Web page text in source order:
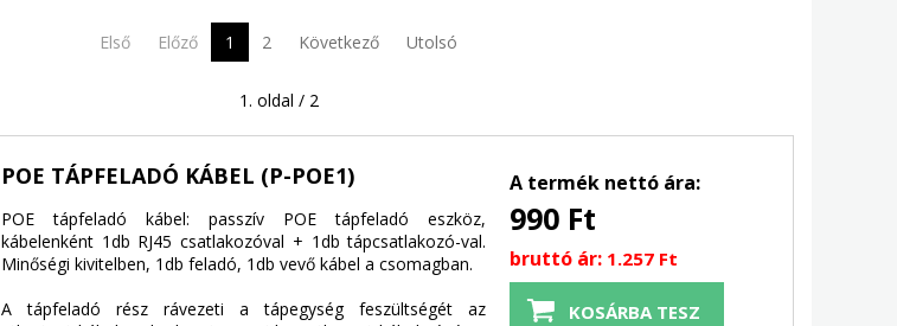
Első Előző 1 2 Következő Utolsó
1. oldal / 2
POE TÁPFELADÓ KÁBEL (P-POE1)
POE tápfeladó kábel: passzív POE tápfeladó eszköz,
kábelenként 1db RJ45 csatlakozóval + 1db tápcsatlakozó-val.
Minőségi kivitelben, 1db feladó, 1db vevő kábel a csomagban.
A tápfeladó rész rávezeti a tápegység feszültségét az
A termék nettó ára:
990 Ft
bruttó ár: 1.257 Ft